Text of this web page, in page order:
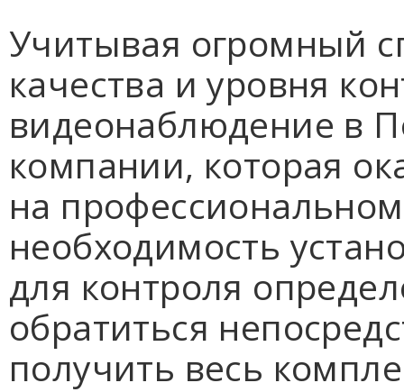
Учитывая огромный
качества и уровня
видеонаблюдение в
компании, которая
на
необходимость
для контроля
обратиться
получить весь